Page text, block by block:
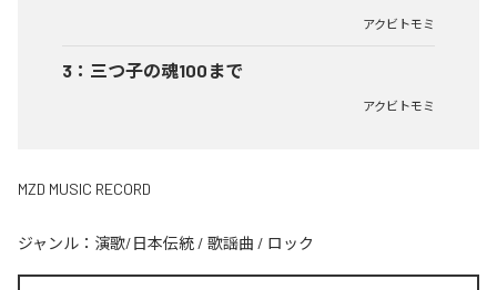
アクビトモミ
3 ： 三つ子の魂100まで
アクビトモミ
MZD MUSIC RECORD
ジャンル： 演歌/日本伝統 / 歌謡曲 / ロック